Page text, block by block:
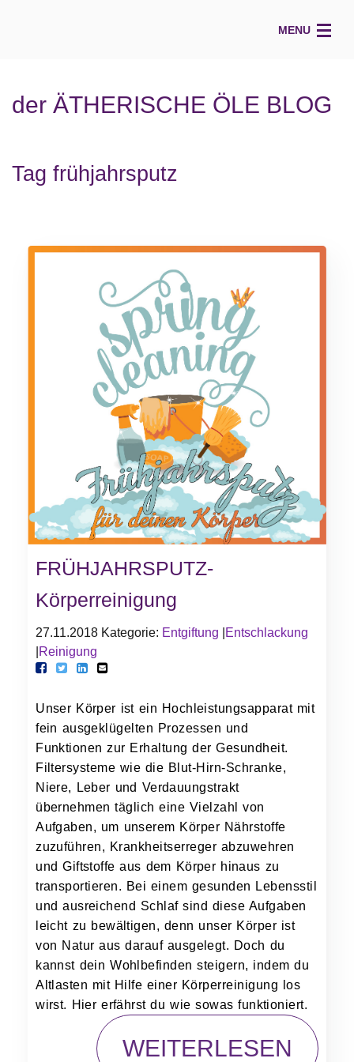
MENU
ÜBER MICH
STIMM(t)-Blog
ESSENZielles BLOG
der ÄTHERISCHE ÖLE BLOG
Tag frühjahrsputz
FRÜHJAHRSPUTZ-
Körperreinigung
27.11.2018 Kategorie: Entgiftung
Entschlackung
Reinigung
Unser Körper ist ein Hochleistungsapparat mit
fein ausgeklügelten Prozessen und
Funktionen zur Erhaltung der Gesundheit.
Filtersysteme wie die Blut-Hirn-Schranke,
Niere, Leber und Verdauungstrakt
übernehmen täglich eine Vielzahl von
Aufgaben, um unserem Körper Nährstoffe
zuzuführen, Krankheitserreger abzuwehren
und Giftstoffe aus dem Körper hinaus zu
transportieren. Bei einem gesunden Lebensstil
und ausreichend Schlaf sind diese Aufgaben
leicht zu bewältigen, denn unser Körper ist
von Natur aus darauf ausgelegt. Doch du
kannst dein Wohlbefinden steigern, indem du
Altlasten mit Hilfe einer Körperreinigung los
wirst. Hier erfährst du wie sowas funktioniert.
WEITERLESEN